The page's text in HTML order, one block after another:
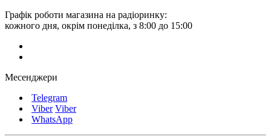
Графік роботи магазина на радіоринку:
кожного дня, окрім понеділка, з 8:00 до 15:00
Месенджери
Telegram
Viber Viber
WhatsApp